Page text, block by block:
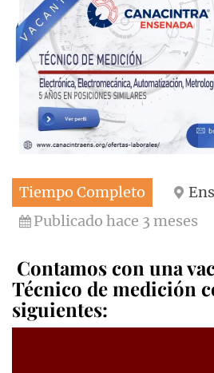
Tiempo Completo
Publicado hace 3 meses
Contamos con una
Técnico de medición
siguientes: